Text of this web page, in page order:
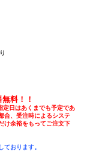
無料！！
定日はあくまでも予定であ
合、受注時によるシステ
け余裕をもってご注文下
ております。